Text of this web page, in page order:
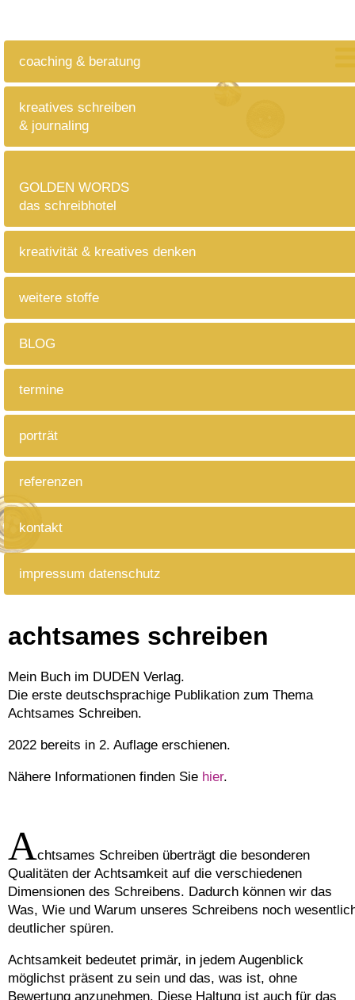
coaching & beratung
kreatives schreiben
& journaling
GOLDEN WORDS
das schreibhotel
kreativität & kreatives denken
weitere stoffe
BLOG
termine
porträt
referenzen
kontakt
impressum datenschutz
achtsames schreiben
Mein Buch im DUDEN Verlag.
Die erste deutschsprachige Publikation zum Thema
Achtsames Schreiben.
2022 bereits in 2. Auflage erschienen.
Nähere Informationen finden Sie hier.
Achtsames Schreiben überträgt die besonderen
Qualitäten der Achtsamkeit auf die verschiedenen
Dimensionen des Schreibens. Dadurch können wir das
Was, Wie und Warum unseres Schreibens noch
deutlicher spüren.
Achtsamkeit bedeutet primär, in jedem Augenblick
möglichst präsent zu sein und das, was ist, ohne
Bewertung anzunehmen. Diese Haltung ist auch für das